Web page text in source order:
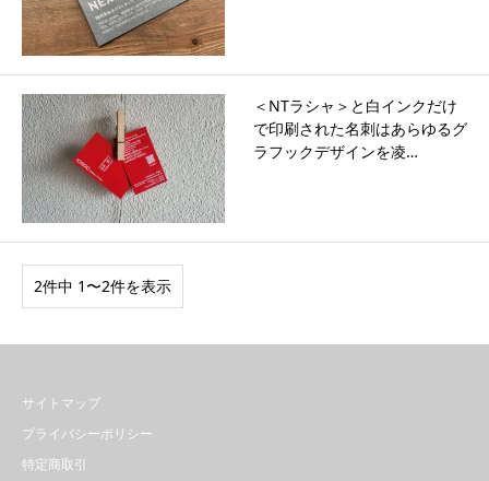
＜NTラシャ＞と白インクだけ
で印刷された名刺はあらゆるグ
ラフックデザインを凌…
2件中 1〜2件を表示
サイトマップ
プライバシーポリシー
特定商取引